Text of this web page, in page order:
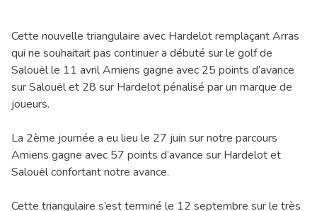
Cette nouvelle triangulaire avec Hardelot remplaçant Arras
qui ne souhaitait pas continuer a débuté sur le golf de
Salouël le 11 avril Amiens gagne avec 25 points d’avance
sur Salouël et 28 sur Hardelot pénalisé par un marque de
joueurs.
La 2ème journée a eu lieu le 27 juin sur notre parcours
Amiens gagne avec 57 points d’avance sur Hardelot et
Salouël confortant notre avance.
Cette triangulaire s’est terminé le 12 septembre sur le très